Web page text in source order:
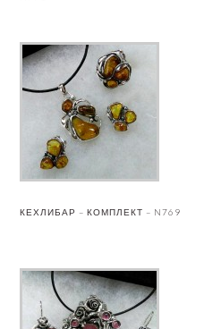
КЕХЛИБАР – КОМПЛЕКТ – N769